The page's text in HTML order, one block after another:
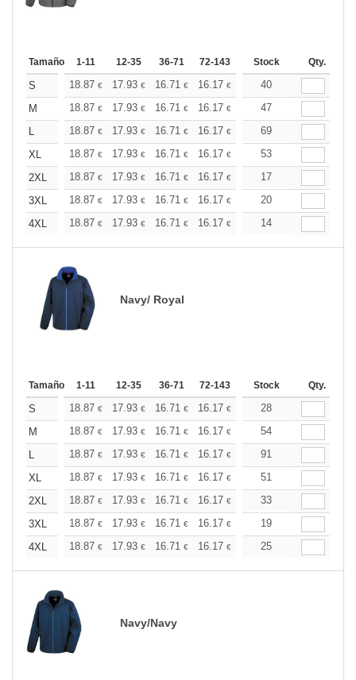
Tamaño 1-11 12-35 36-71 72-143 144-287 288 +
Stock Qty.
S 18.87 € 17.93 € 16.71 € 16.17 € 15.37€
40
M
18.87 € 17.93 € 16.71 € 16.17 € 15.37€
47
L
18.87 € 17.93 € 16.71 € 16.17 € 15.37€
69
XL
18.87 € 17.93 € 16.71 € 16.17 € 15.37€
53
2XL
18.87 € 17.93 € 16.71 € 16.17 € 15.37€
17
3XL
18.87 € 17.93 € 16.71 € 16.17 € 15.37€
20
4XL
18.87 € 17.93 € 16.71 € 16.17 € 15.37€
14
Navy/ Royal
Tamaño 1-11 12-35 36-71 72-143 144-287 288 +
Stock Qty.
S 18.87 € 17.93 € 16.71 € 16.17 € 15.37€
28
M
18.87 € 17.93 € 16.71 € 16.17 € 15.37€
54
L
18.87 € 17.93 € 16.71 € 16.17 € 15.37
91
XL
18.87 € 17.93 € 16.71 € 16.17 € 15.37
51
2XL
18.87 € 17.93 € 16.71 € 16.17 € 15.37€
33
3XL
18.87 € 17.93 € 16.71 € 16.17 € 15.37€
19
4XL
18.87 € 17.93 € 16.71 € 16.17 € 15.37€
25
Navy/Navy